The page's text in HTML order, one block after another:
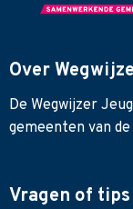
Over
De Wegwijzer
gemeenten van
Vragen of